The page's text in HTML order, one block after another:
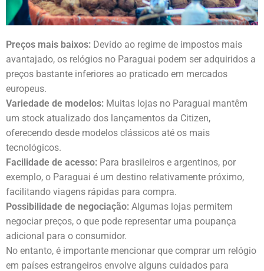
Preços mais baixos: Devido ao regime de impostos mais
avantajado, os relógios no Paraguai podem ser adquiridos a
preços bastante inferiores ao praticado em mercados
europeus.
Variedade de modelos: Muitas lojas no Paraguai mantêm
um stock atualizado dos lançamentos da Citizen,
oferecendo desde modelos clássicos até os mais
tecnológicos.
Facilidade de acesso: Para brasileiros e argentinos, por
exemplo, o Paraguai é um destino relativamente próximo,
facilitando viagens rápidas para compra.
Possibilidade de negociação: Algumas lojas permitem
negociar preços, o que pode representar uma poupança
adicional para o consumidor.
No entanto, é importante mencionar que comprar um relógio
em países estrangeiros envolve alguns cuidados para